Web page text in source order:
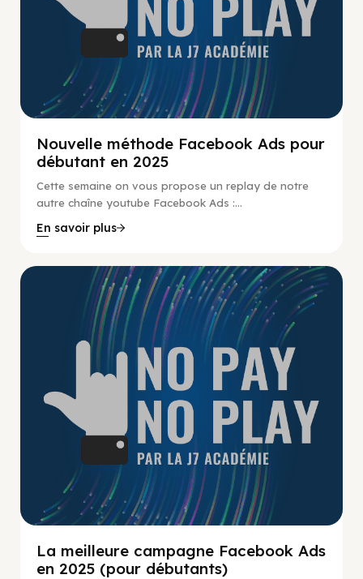
Nouvelle méthode Facebook Ads pour
débutant en 2025
Cette semaine on vous propose un replay de notre
autre chaîne youtube Facebook Ads :...
En savoir plus
No Pay No Play
La meilleure campagne Facebook Ads
en 2025 (pour débutants)